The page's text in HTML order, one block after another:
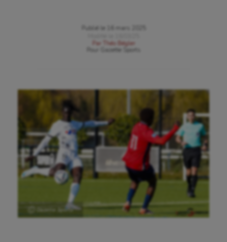
Publié le
16 mars 2025
Par
Théo Bégler
Gazette Sports
Ⓒ Gazette Sports